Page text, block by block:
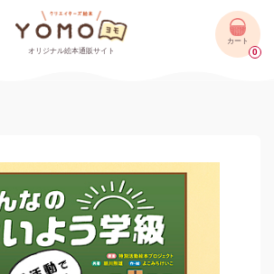
オリジナル絵本通販サイト
カート
0